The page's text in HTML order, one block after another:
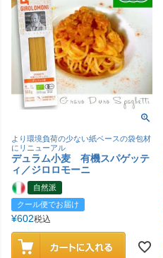
より環境負荷の少ない紙ベースの袋包材
にリニューアル
デュラム小麦 有機スパゲッテ
ィ／ジロロモーニ
自然派
クール便でお届け
¥602税込